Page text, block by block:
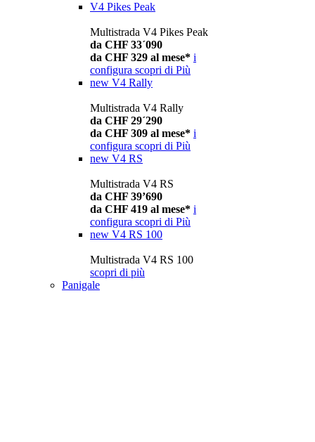
V4 Pikes Peak
Multistrada V4 Pikes Peak
da CHF 33´090
da CHF 329 al mese* i
configura scopri di Più
new V4 Rally
Multistrada V4 Rally
da CHF 29´290
da CHF 309 al mese* i
configura scopri di Più
new V4 RS
Multistrada V4 RS
da CHF 39’690
da CHF 419 al mese* i
configura scopri di Più
new V4 RS 100
Multistrada V4 RS 100
scopri di più
Panigale